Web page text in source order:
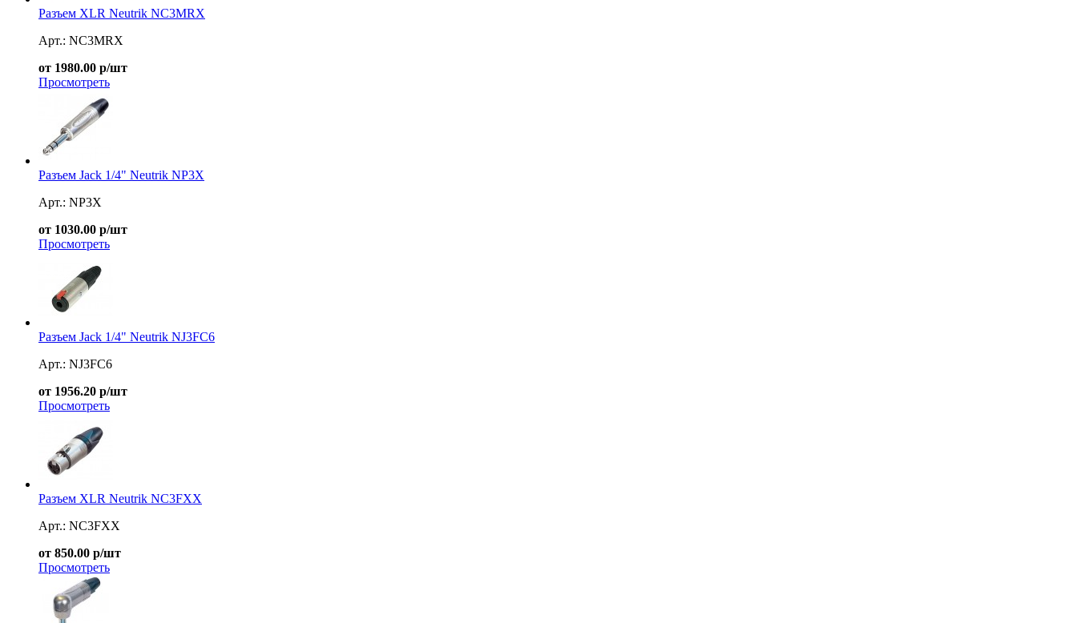
Разъем XLR Neutrik NC3MRX
Арт.: NC3MRX
от 1980.00 р/шт
Просмотреть
Разъем Jack 1/4" Neutrik NP3X
Арт.: NP3X
от 1030.00 р/шт
Просмотреть
Разъем Jack 1/4" Neutrik NJ3FC6
Арт.: NJ3FC6
от 1956.20 р/шт
Просмотреть
Разъем XLR Neutrik NC3FXX
Арт.: NC3FXX
от 850.00 р/шт
Просмотреть